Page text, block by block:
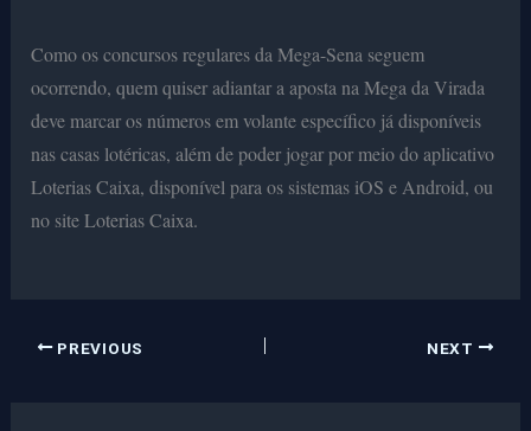
Como os concursos regulares da Mega-Sena seguem
ocorrendo, quem quiser adiantar a aposta na Mega da Virada
deve marcar os números em volante específico já disponíveis
nas casas lotéricas, além de poder jogar por meio do aplicativo
Loterias Caixa, disponível para os sistemas iOS e Android, ou
no site Loterias Caixa.
PREVIOUS NEXT